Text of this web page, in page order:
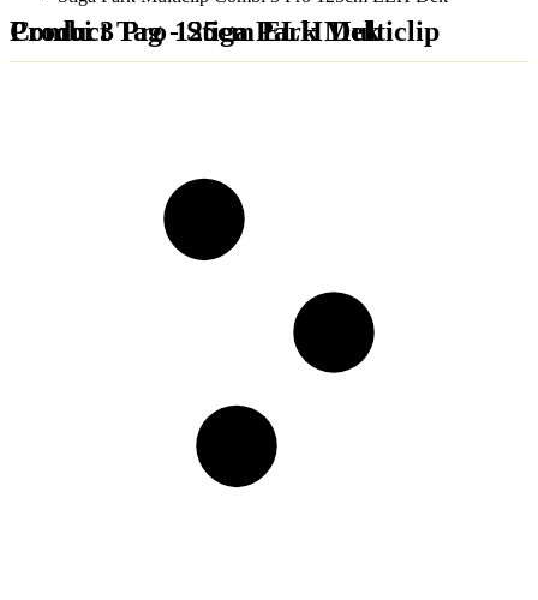
Product Tag - Stiga Park Multiclip Combi 3 Pro 125cm ELH Dek